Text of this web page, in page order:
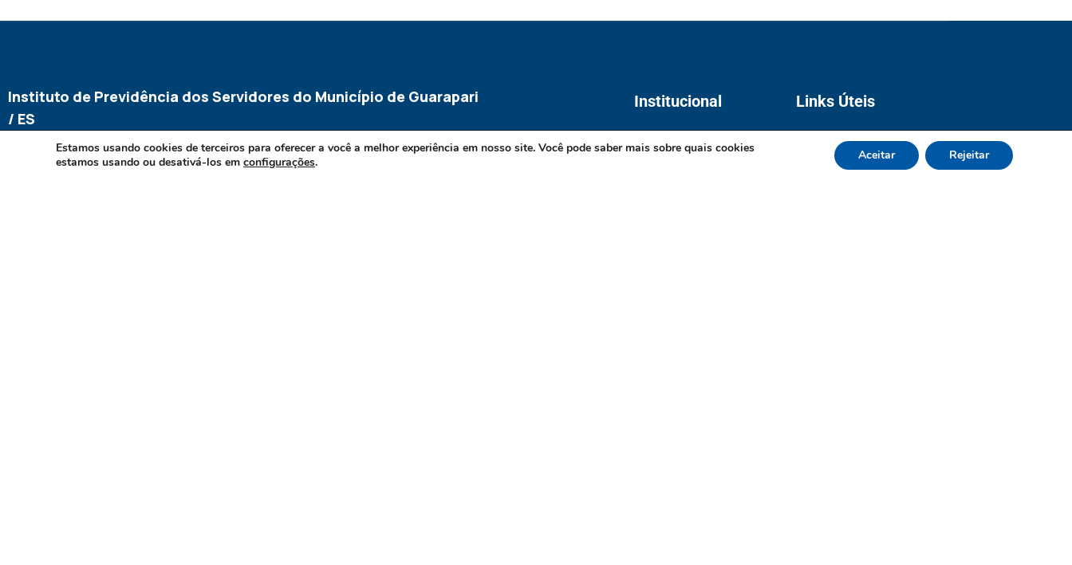
Instituto de Previdência dos Servidores do Município de Guarapari
/ ES
CNPJ 02.970.007/0001-61
Institucional
O instituto
Links Úteis
Prefeitura de Guarapari
Câmara de Guarapari
Estamos usando cookies de terceiros para oferecer a você a melhor experiência em nosso site. Você pode saber mais sobre quais cookies
estamos usando ou desativá-los em configurações. Aceitar Rejeitar